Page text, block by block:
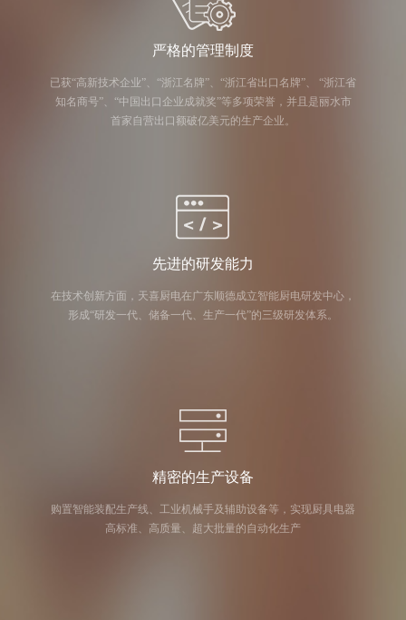
严格的管理制度
已获“高新技术企业”、“浙江名牌”、“浙江省出口名牌”、 “浙江省
知名商号”、“中国出口企业成就奖”等多项荣誉，并且是丽水市
首家自营出口额破亿美元的生产企业。
先进的研发能力
在技术创新方面，天喜厨电在广东顺德成立智能厨电研发中心，
形成“研发一代、储备一代、生产一代”的三级研发体系。
精密的生产设备
购置智能装配生产线、工业机械手及辅助设备等，实现厨具电器
高标准、高质量、超大批量的自动化生产